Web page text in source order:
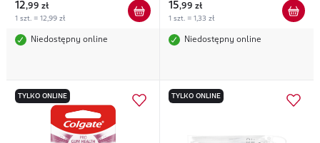
12,99 zł
1 szt. = 12,99 zł
Niedostępny online
15,99 zł
1 szt. = 1,33 zł
Niedostępny online
TYLKO ONLINE TYLKO ONLINE